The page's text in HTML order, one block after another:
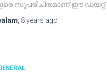
സുപരിചിതമാണ് ഈ ഡയറ്റ്.
8 years ago